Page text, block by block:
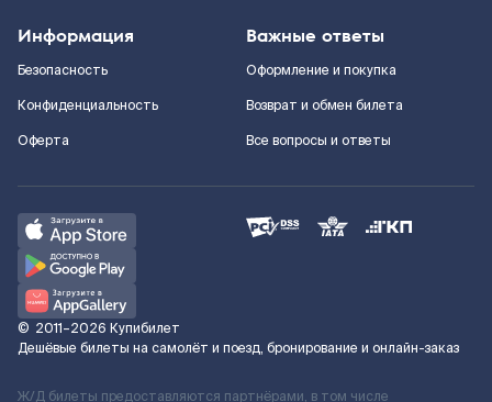
Информация
Безопасность
Конфиденциальность
Оферта
Важные ответы
Оформление и покупка
Возврат и обмен билета
Все вопросы и ответы
© 2011–2026 Купибилет
Дешёвые билеты на самолёт и поезд, бронирование и онлайн-заказ
Ж/Д билеты предоставляются партнёрами, в том числе